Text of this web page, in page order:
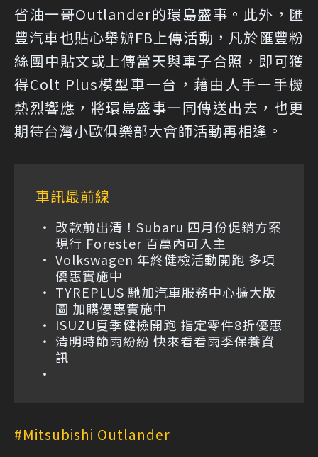
省油一哥Outlander的環島盛事。此外，匯
豐汽車也貼心舉辦FB上傳活動，凡於匯豐粉
絲團中貼文或上傳當天與車子合照，即可獲
得Colt Plus模型車一台，藉由人手一手機
熱烈響應，將環島盛事一同傳送出去，也更
期待台灣小歐俱樂部大會師活動再相逢。
車訊最前線
改款前出清！Subaru 四月份促銷方案
現行 Forester 百萬內可入主
Volkswagen 年終健檢活動開跑 多項
優惠實施中
TYREPLUS 馳加汽車服務中心擴大版
圖 加購優惠實施中
ISUZU夏季健檢開跑 指定零件8折優惠
清明時節雨紛紛 快來看看雨季保養資
訊
Mitsubishi Outlander